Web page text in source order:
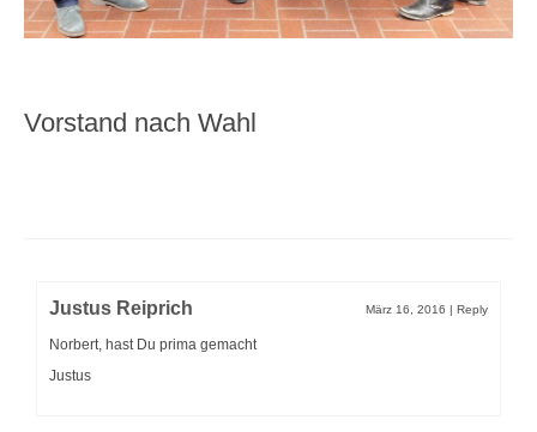
Vorstand nach Wahl
Justus Reiprich März 16, 2016 | Reply
Norbert, hast Du prima gemacht
Justus